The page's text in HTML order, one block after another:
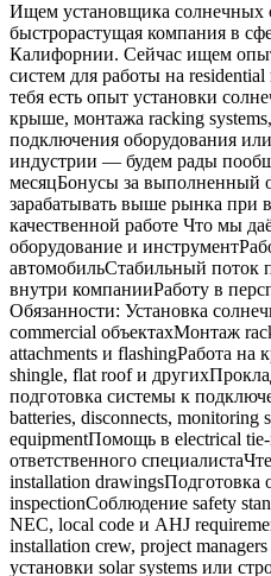
Ищем установщика
быстрорастущая компания в
Калифорнии. Сейчас ищем
систем для работы на
тебя есть опыт установки
крыше, монтажа racking
подключения оборудования
индустрии — будем рады
месяцБонусы за выполненный
зарабатывать выше рынка при
качественной работе Что мы
оборудование и
автомобильСтабильный поток
внутри компанииРаботу в
Обязанности: Установка
commercial объектахМонтаж
attachments и flashingРабота
shingle, flat roof и
подготовка системы к
batteries, disconnects, monitoring
equipmentПомощь в electrical
ответственного
installation drawingsПодготовка
inspectionСоблюдение safety
NEC, local code и AHJ
installation crew, project
установки solar systems или